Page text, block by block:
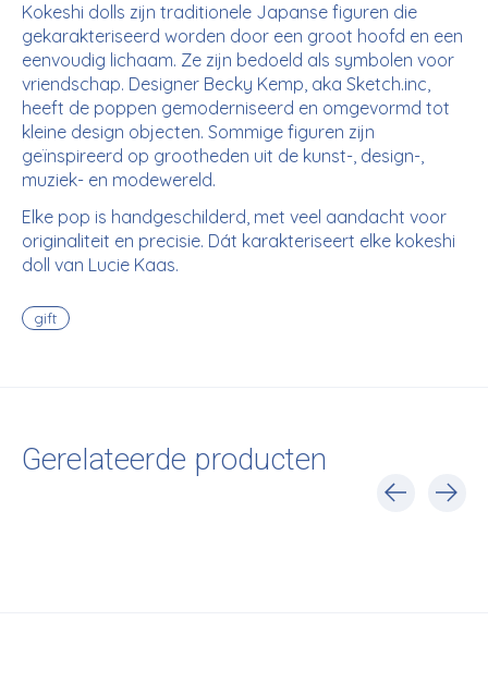
Kokeshi dolls zijn traditionele Japanse figuren die
gekarakteriseerd worden door een groot hoofd en een
eenvoudig lichaam. Ze zijn bedoeld als symbolen voor
vriendschap. Designer Becky Kemp, aka Sketch.inc,
heeft de poppen gemoderniseerd en omgevormd tot
kleine design objecten. Sommige figuren zijn
geïnspireerd op grootheden uit de kunst-, design-,
muziek- en modewereld.
Elke pop is handgeschilderd, met veel aandacht voor
originaliteit en precisie. Dát karakteriseert elke kokeshi
doll van Lucie Kaas.
gift
Gerelateerde producten